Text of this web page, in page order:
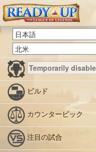
ビルド
カウンターピック
注目の試合